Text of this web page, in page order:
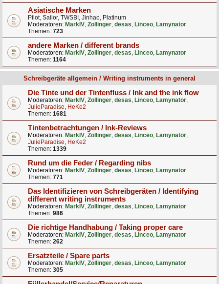
Asiatische Marken
Pilot, Sailor, TWSBI, Jinhao, Platinum
Moderatoren: MarkIV, Zollinger, desas, Linceo, Lamynator
Themen: 723
andere Marken / different brands
Moderatoren: MarkIV, Zollinger, desas, Linceo, Lamynator
Themen: 1164
Schreibgeräte allgemein / Writing instruments in general
Die Tinte und der Tintenfluss / Ink and the ink flow
Moderatoren: MarkIV, Zollinger, desas, Linceo, Lamynator,
JulieParadise, HeKe2
Themen: 1681
Tintenbetrachtungen / Ink-Reviews
Moderatoren: MarkIV, Zollinger, desas, Linceo, Lamynator,
JulieParadise, HeKe2
Themen: 1339
Rund um die Feder / Regarding nibs
Moderatoren: MarkIV, Zollinger, desas, Linceo, Lamynator
Themen: 771
Das Identifizieren von Schreibgeräten / Identifying
different writing instruments
Moderatoren: MarkIV, Zollinger, desas, Linceo, Lamynator
Themen: 986
Die richtige Handhabung / Taking proper care
Moderatoren: MarkIV, Zollinger, desas, Linceo, Lamynator
Themen: 262
Ersatzteile / Spare parts
Moderatoren: MarkIV, Zollinger, desas, Linceo, Lamynator
Themen: 305